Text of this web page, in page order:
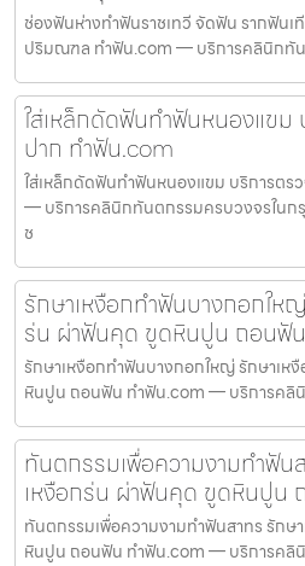
ช่องฟันห่างทำฟันราชเทวี จัดฟัน รากฟัน
ปริมณฑล ทำฟัน.com — บริการคลินิกทัน
ใส่เหล็กดัดฟันทำฟันหนองแขม
ปาก ทำฟัน.com
ใส่เหล็กดัดฟันทำฟันหนองแขม บริการต
— บริการคลินิกทันตกรรมครบวงจรในก
ช
รักษาเหงือกทำฟันบางกอกให
ร่น ผ่าฟันคุด ขูดหินปูน ถอนฟั
รักษาเหงือกทำฟันบางกอกใหญ่ รักษาเห
หินปูน ถอนฟัน ทำฟัน.com — บริการคลิ
ทันตกรรมเพื่อความงามทำฟัน
เหงือกร่น ผ่าฟันคุด ขูดหินปูน
ทันตกรรมเพื่อความงามทำฟันสาทร รักษ
หินปูน ถอนฟัน ทำฟัน.com — บริการคลิ